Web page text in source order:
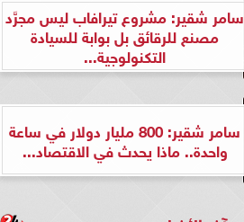
سامر شقير: مشروع تيرافاب ليس مجرَّد
مصنع للرقائق بل بوابة للسيادة
التكنولوجية...
سامر شقير: 800 مليار دولار في ساعة
واحدة.. ماذا يحدث في الاقتصاد...